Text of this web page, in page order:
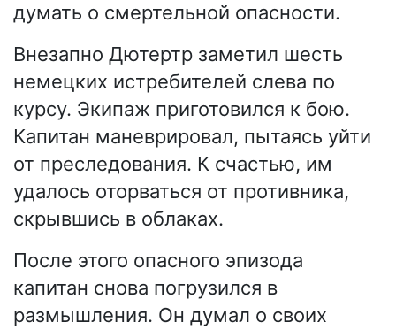
думать о смертельной опасности.
Внезапно Дютертр заметил шесть
немецких истребителей слева по
курсу. Экипаж приготовился к бою.
Капитан маневрировал, пытаясь уйти
от преследования. К счастью, им
удалось оторваться от противника,
скрывшись в облаках.
После этого опасного эпизода
капитан снова погрузился в
размышления. Он думал о своих